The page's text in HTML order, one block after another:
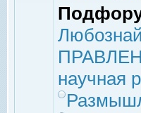
научная